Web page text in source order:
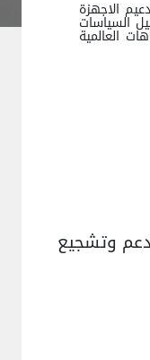
الاجهزة
السياسات
العالمية
دعم وتشجيع